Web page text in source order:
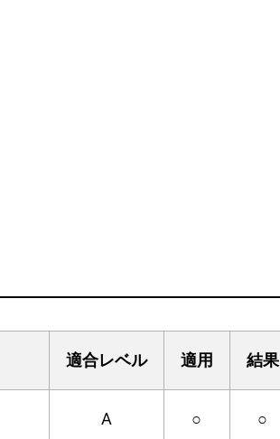
適合レベル 適用 結果
A ○ ○